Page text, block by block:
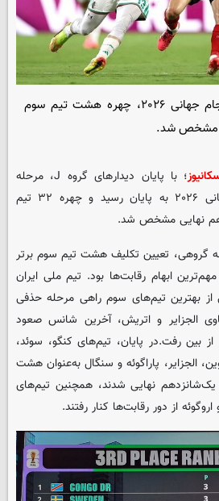
با پایان مرحله گروهی جام جهانی ۲۰۲۶، چهره هشت تیم سوم
مشخص شد.
؛ با پایان دیدارهای گروه J، مرحله
گروهی رقابت‌های جام جهانی ۲۰۲۶ به پایان رسید و چهره ۳۲ تیم
نهایی مشخص شد.
گروهی، تعیین تکلیف هشت تیم سوم برتر
مهم‌ترین ابهام رقابت‌ها بود. تیم ملی ایران
از بهترین تیم‌های سوم راهی مرحله حذفی
الجزایر و اتریش، آخرین شانس صعود
از بین رفت.در پایان، تیم‌های کنگو، سوئد،
الجزایر، پاراگوئه و سنگال به‌عنوان هشت
نهایی شدند، همچنین تیم‌های
از دور رقابت‌ها کنار رفتند.